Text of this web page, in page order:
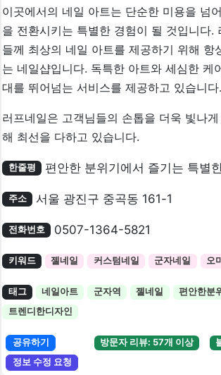
이곳에서의 네일 아트는 단순한 미용을 넘
을 전환시키는 특별한 경험이 될 것입니다.
들께 최상의 네일 아트를 제공하기 위해 항
는 네일샵입니다. 독특한 아트와 세심한 케
대를 뛰어넘는 서비스를 제공하고 있습니다.
러프네일은 고객님들의 손톱을 더욱 빛나
해 최선을 다하고 있습니다.
한줄평 편안한 분위기에서 즐기는 특별
주소 서울 광진구 중곡동 161-1
전화번호 0507-1364-5821
키워드 젤네일 커스텀네일 군자네일 오
태그 네일아트 군자역 젤네일
편안한분
트렌디한디자인
방문자 리뷰: 57개 이상
공유하기
정보 수정 요청